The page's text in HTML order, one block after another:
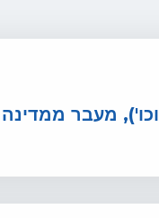
מעבר